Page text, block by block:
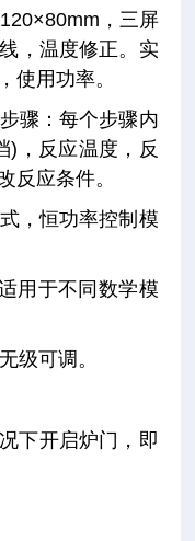
，三屏
，温度修正。实
使用功率。
骤：每个步骤内
)，反应温度，反
反应条件。
，恒功率控制模
用于不同数学模
级可调。
下开启炉门，即